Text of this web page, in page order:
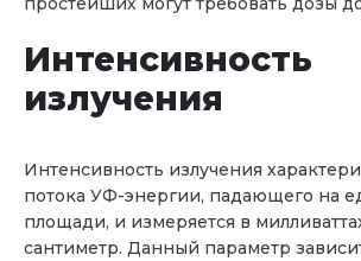
Интенсивность
излучения
Интенсивность излучения
потока УФ-энергии, падающего на
площади, и измеряется в
сантиметр. Данный параметр